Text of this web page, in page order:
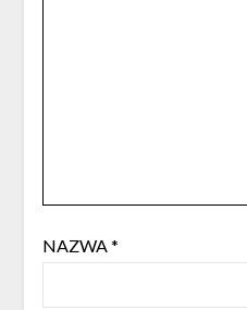
NAZWA*